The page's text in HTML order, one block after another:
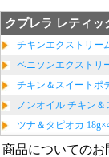
クプレラ レティッ
チキンエクストリー
ベニソンエクストリ
チキン＆スイートポ
ノンオイル チキン
ツナ＆タピオカ
商品についてのお